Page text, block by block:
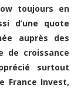
toujours en
d’une quote
auprès des
de croissance
surtout
France Invest,